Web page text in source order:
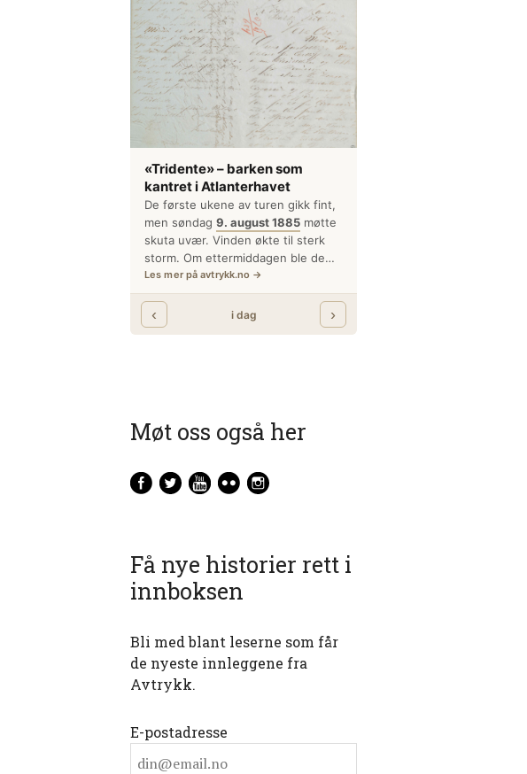
Møt oss også her
Få nye historier rett i
innboksen
Bli med blant leserne som får
de nyeste innleggene fra
Avtrykk.
E-postadresse